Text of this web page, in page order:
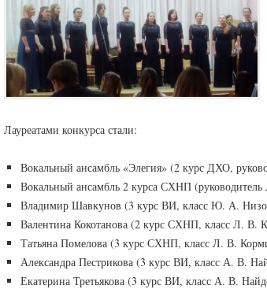
Лауреатами конкурса стали:
Вокальный ансамбль «Элегия» (2 курс ДХО,
Вокальный ансамбль 2 курса СХНП
Владимир Шавкунов (3 курс ВИ, класс Ю. А.
Валентина Кокотанова (2 курс СХНП, класс Л. В.
Татьяна Помелова (3 курс СХНП, класс Л. В.
Александра Пестрикова (3 курс ВИ, класс А. В.
Екатерина Третьякова (3 курс ВИ, класс А. В.